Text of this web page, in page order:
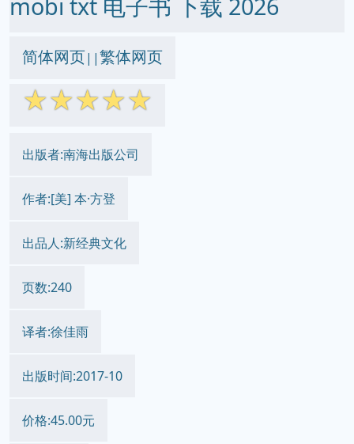
与绝迹之鸟的短暂邂逅 pdf epub
出版者:南海出版公司
作者:[美] 本·方登
出品人:新经典文化
页数:240